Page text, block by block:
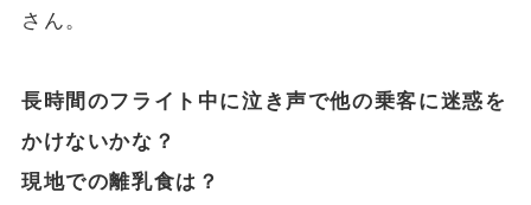
さん。
長時間のフライト中に泣き声で他の乗客に迷惑を
かけないかな？
現地での離乳食は？